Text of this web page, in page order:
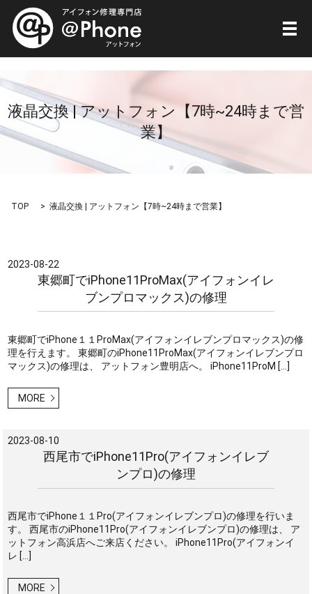
メ
液晶交換 | アットフォン【7時~24時まで営
業】
TOP 液晶交換 | アットフォン【7時~24時まで営業】
2023-08-22
東郷町でiPhone11ProMax(アイフォンイレ
ブンプロマックス)の修理
東郷町でiPhone１１ProMax(アイフォンイレブンプロマックス)の修
理を行えます。 東郷町のiPhone11ProMax(アイフォンイレブンプロ
マックス)の修理は、 アットフォン豊明店へ。 iPhone11ProM […]
MORE
2023-08-10
西尾市でiPhone11Pro(アイフォンイレブ
ンプロ)の修理
西尾市でiPhone１１Pro(アイフォンイレブンプロ)の修理を行いま
す。 西尾市のiPhone11Pro(アイフォンイレブンプロ)の修理は、 ア
ットフォン高浜店へご来店ください。 iPhone11Pro(アイフォンイ
レ […]
MORE